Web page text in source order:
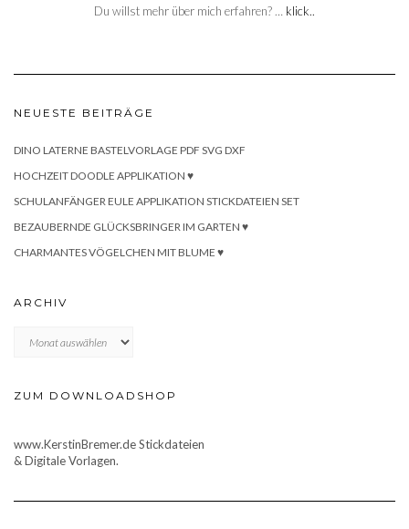
Du willst mehr über mich erfahren? … klick..
NEUESTE BEITRÄGE
DINO LATERNE BASTELVORLAGE PDF SVG DXF
HOCHZEIT DOODLE APPLIKATION ♥
SCHULANFÄNGER EULE APPLIKATION STICKDATEIEN SET
BEZAUBERNDE GLÜCKSBRINGER IM GARTEN ♥
CHARMANTES VÖGELCHEN MIT BLUME ♥
ARCHIV
ZUM DOWNLOADSHOP
www.KerstinBremer.de Stickdateien
& Digitale Vorlagen.